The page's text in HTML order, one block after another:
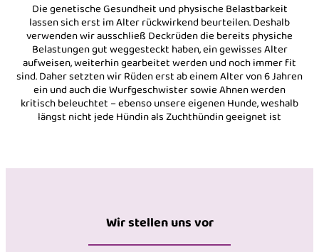
Die genetische Gesundheit und physische Belastbarkeit
lassen sich erst im Alter rückwirkend beurteilen. Deshalb
verwenden wir ausschließ Deckrüden die bereits physiche
Belastungen gut weggesteckt haben, ein gewisses Alter
aufweisen, weiterhin gearbeitet werden und noch immer fit
sind. Daher setzten wir Rüden erst ab einem Alter von 6 Jahren
ein und auch die Wurfgeschwister sowie Ahnen werden
kritisch beleuchtet – ebenso unsere eigenen Hunde, weshalb
längst nicht jede Hündin als Zuchthündin geeignet ist
Wir stellen uns vor